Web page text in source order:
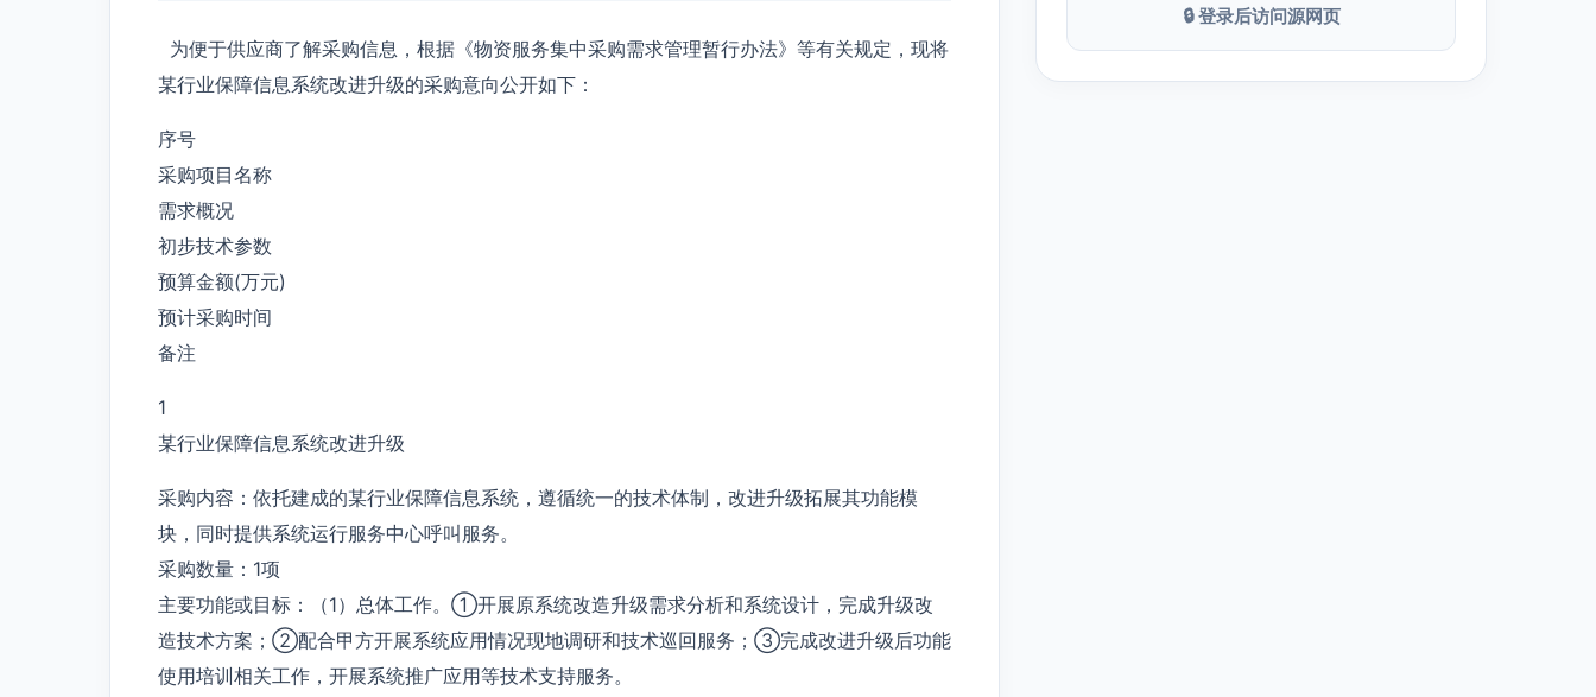
为便于供应商了解采购信息，根据《物资服务集中采购需求管理暂行办法》等有关规定，现将
某行业保障信息系统改进升级的采购意向公开如下：
序号
采购项目名称
需求概况
初步技术参数
预算金额(万元)
预计采购时间
备注
1
某行业保障信息系统改进升级
采购内容：依托建成的某行业保障信息系统，遵循统一的技术体制，改进升级拓展其功能模
块，同时提供系统运行服务中心呼叫服务。
采购数量：1项
主要功能或目标：（1）总体工作。①开展原系统改造升级需求分析和系统设计，完成升级改
造技术方案；②配合甲方开展系统应用情况现地调研和技术巡回服务；③完成改进升级后功能
使用培训相关工作，开展系统推广应用等技术支持服务。
🔒 登录后访问源网页